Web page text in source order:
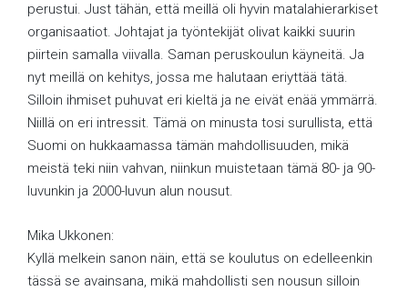
perustui. Just tähän, että meillä oli hyvin matalahierarkiset
organisaatiot. Johtajat ja työntekijät olivat kaikki suurin
piirtein samalla viivalla. Saman peruskoulun käyneitä. Ja
nyt meillä on kehitys, jossa me halutaan eriyttää tätä.
Silloin ihmiset puhuvat eri kieltä ja ne eivät enää ymmärrä.
Niillä on eri intressit. Tämä on minusta tosi surullista, että
Suomi on hukkaamassa tämän mahdollisuuden, mikä
meistä teki niin vahvan, niinkun muistetaan tämä 80- ja 90-
luvunkin ja 2000-luvun alun nousut.
Mika Ukkonen:
Kyllä melkein sanon näin, että se koulutus on edelleenkin
tässä se avainsana, mikä mahdollisti sen nousun silloin